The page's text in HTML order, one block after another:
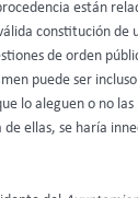
están
constitución de
de orden
puede ser
lo aleguen o no
ellas, se haría